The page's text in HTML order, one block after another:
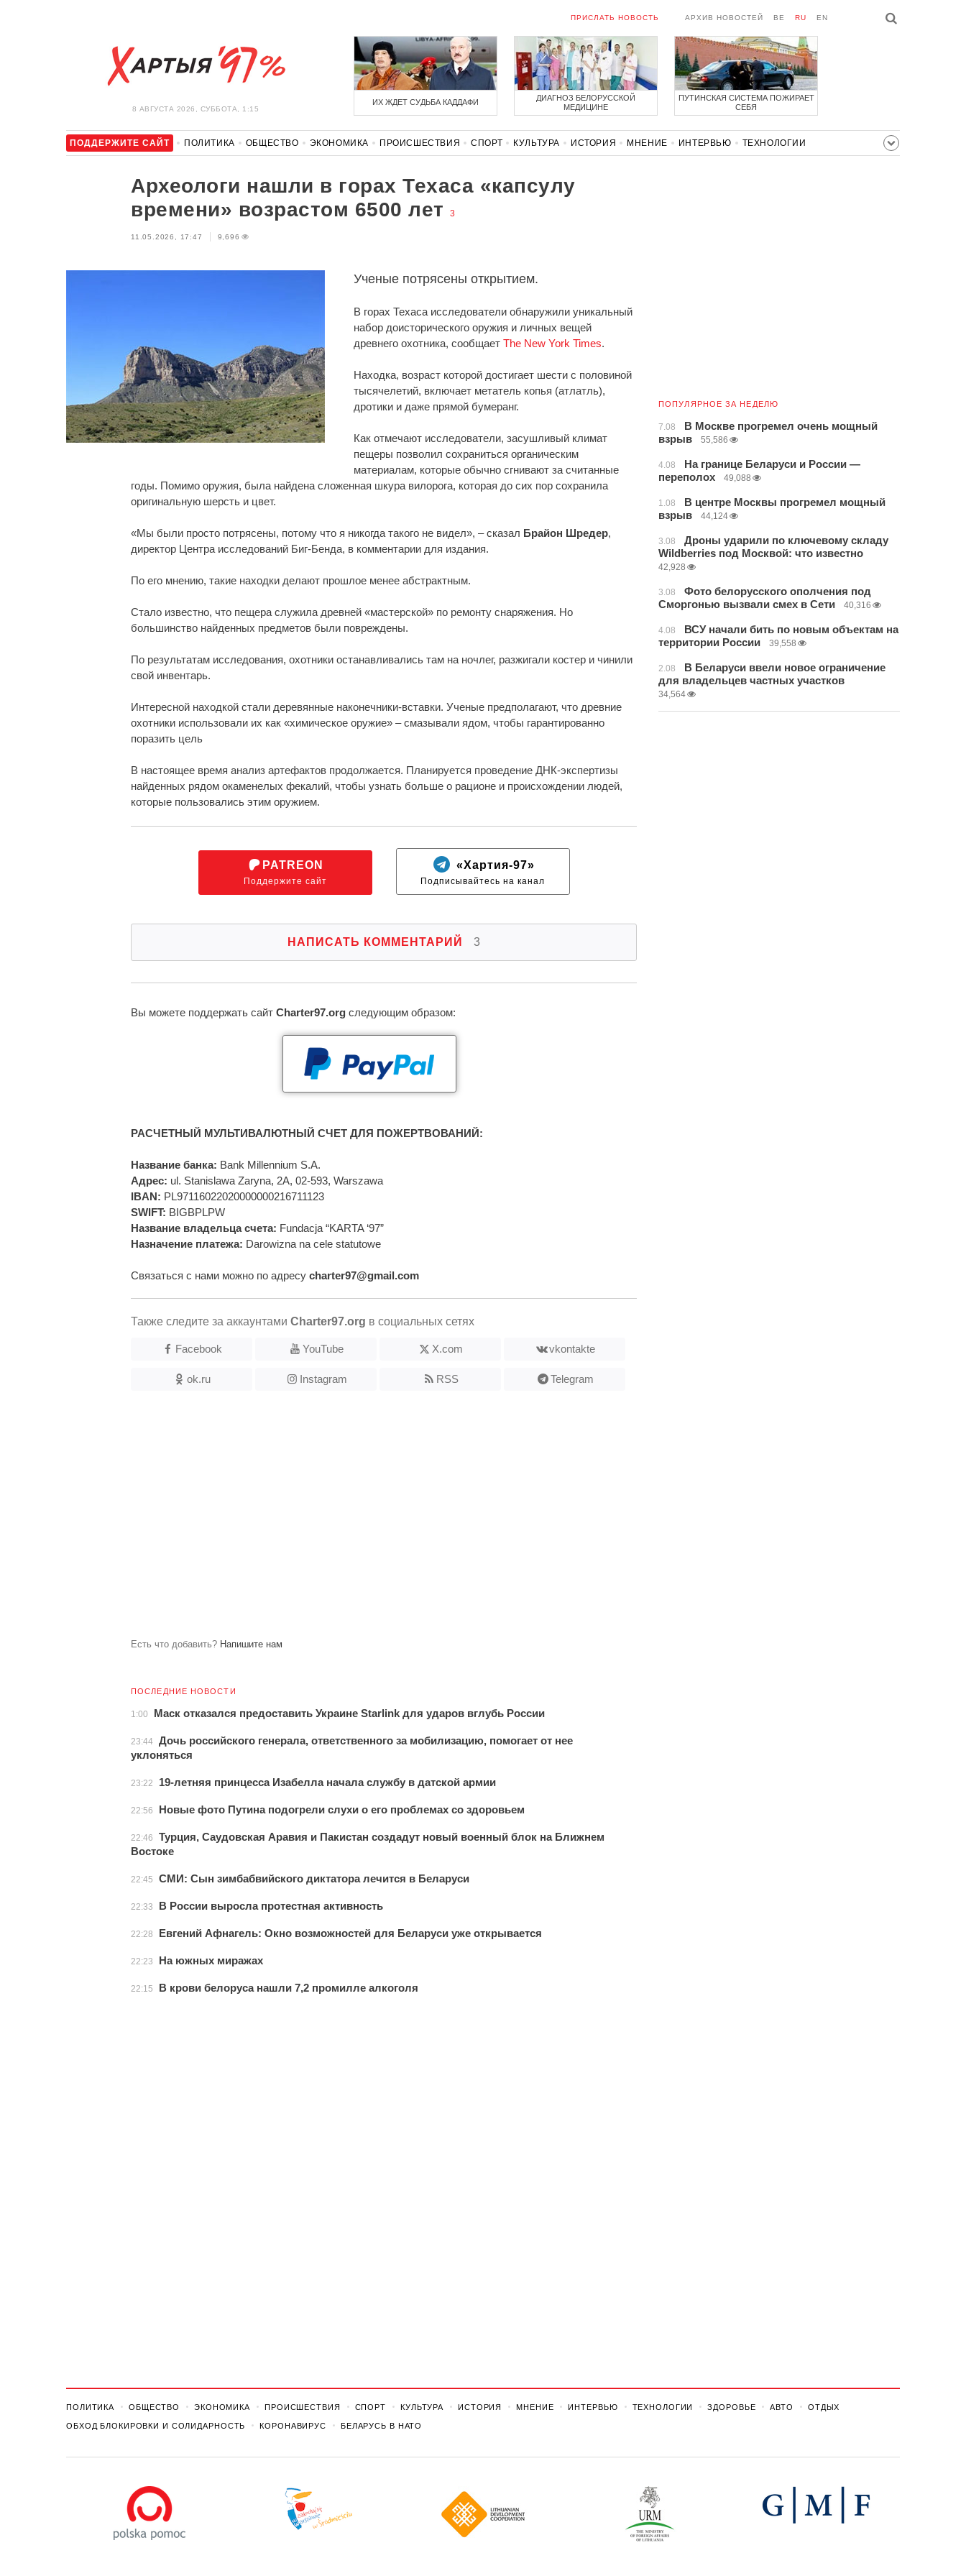
8 АВГУСТА 2026, СУББОТА, 1:15
ПРИСЛАТЬ НОВОСТЬ АРХИВ НОВОСТЕЙ BE RU EN
ИХ ЖДЕТ СУДЬБА КАДДАФИ
ДИАГНОЗ БЕЛОРУССКОЙ
МЕДИЦИНЕ
ПУТИНСКАЯ СИСТЕМА ПОЖИРАЕТ
СЕБЯ
ПОДДЕРЖИТЕ САЙТ ПОЛИТИКА ОБЩЕСТВО ЭКОНОМИКА ПРОИСШЕСТВИЯ СПОРТ КУЛЬТУРА ИСТОРИЯ МНЕНИЕ ИНТЕРВЬЮ
ТЕХНОЛОГИИ
Археологи нашли в горах Техаса «капсулу
времени» возрастом 6500 лет
3
11.05.2026, 17:47 9,696
Ученые потрясены открытием.
В горах Техаса исследователи обнаружили уникальный
набор доисторического оружия и личных вещей
древнего охотника, сообщает The New York Times.
Находка, возраст которой достигает шести с половиной
тысячелетий, включает метатель копья (атлатль),
дротики и даже прямой бумеранг.
Как отмечают исследователи, засушливый климат
пещеры позволил сохраниться органическим
материалам, которые обычно сгнивают за считанные
годы. Помимо оружия, была найдена сложенная шкура вилорога, которая до сих пор сохранила
оригинальную шерсть и цвет.
«Мы были просто потрясены, потому что я никогда такого не видел», – сказал Брайон Шредер,
директор Центра исследований Биг-Бенда, в комментарии для издания.
По его мнению, такие находки делают прошлое менее абстрактным.
Стало известно, что пещера служила древней «мастерской» по ремонту снаряжения. Но
большинство найденных предметов были повреждены.
По результатам исследования, охотники останавливались там на ночлег, разжигали костер и чинили
свой инвентарь.
Интересной находкой стали деревянные наконечники-вставки. Ученые предполагают, что древние
охотники использовали их как «химическое оружие» – смазывали ядом, чтобы гарантированно
поразить цель
В настоящее время анализ артефактов продолжается. Планируется проведение ДНК-экспертизы
найденных рядом окаменелых фекалий, чтобы узнать больше о рационе и происхождении людей,
которые пользовались этим оружием.
PATREON
Поддержите сайт
«Хартия-97»
Подписывайтесь на канал
НАПИСАТЬ КОММЕНТАРИЙ 3
Вы можете поддержать сайт Charter97.org следующим образом:
РАСЧЕТНЫЙ МУЛЬТИВАЛЮТНЫЙ СЧЕТ ДЛЯ ПОЖЕРТВОВАНИЙ:
Название банка: Bank Millennium S.A.
Адрес: ul. Stanislawa Zaryna, 2A, 02-593, Warszawa
IBAN: PL97116022020000000216711123
SWIFT: BIGBPLPW
Название владельца счета: Fundacja “KARTA ‘97”
Назначение платежа: Darowizna na cele statutowe
Связаться с нами можно по адресу charter97@gmail.com
Также следите за аккаунтами Charter97.org в социальных сетях
Facebook YouTube X.com vkontakte
ok.ru Instagram RSS Telegram
Есть что добавить? Напишите нам
ПОСЛЕДНИЕ НОВОСТИ
1:00 Маск отказался предоставить Украине Starlink для ударов вглубь России
23:44 Дочь российского генерала, ответственного за мобилизацию, помогает от нее
уклоняться
23:22 19-летняя принцесса Изабелла начала службу в датской армии
22:56 Новые фото Путина подогрели слухи о его проблемах со здоровьем
22:46
Турция, Саудовская Аравия и Пакистан создадут новый военный блок на Ближнем
Востоке
22:45 СМИ: Сын зимбабвийского диктатора лечится в Беларуси
22:33 В России выросла протестная активность
22:28 Евгений Афнагель: Окно возможностей для Беларуси уже открывается
22:23 На южных миражах
22:15 В крови белоруса нашли 7,2 промилле алкоголя
ПОПУЛЯРНОЕ ЗА НЕДЕЛЮ
7.08
В Москве прогремел очень мощный
взрыв
55,586
4.08
На границе Беларуси и России —
переполох
49,088
1.08
В центре Москвы прогремел мощный
взрыв
44,124
3.08
Дроны ударили по ключевому складу
Wildberries под Москвой: что известно
42,928
3.08
Фото белорусского ополчения под
Сморгонью вызвали смех в Сети
40,316
4.08
ВСУ начали бить по новым объектам на
территории России
39,558
2.08
В Беларуси ввели новое ограничение
для владельцев частных участков
34,564
ПОЛИТИКА ОБЩЕСТВО ЭКОНОМИКА ПРОИСШЕСТВИЯ СПОРТ КУЛЬТУРА ИСТОРИЯ МНЕНИЕ ИНТЕРВЬЮ ТЕХНОЛОГИИ ЗДОРОВЬЕ АВТО ОТДЫХ
ОБХОД БЛОКИРОВКИ И СОЛИДАРНОСТЬ КОРОНАВИРУС БЕЛАРУСЬ В НАТО